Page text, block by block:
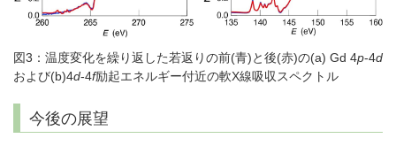
図3：温度変化を繰り返した若返りの前(青)と後(赤)の(a) Gd 4p-4d
および(b)4d-4f励起エネルギー付近の軟X線吸収スペクトル
今後の展望